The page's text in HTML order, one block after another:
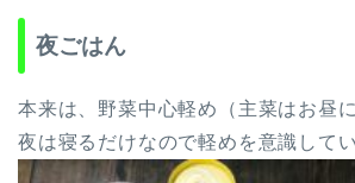
夜ごはん
本来は、野菜中心軽め（主菜はお昼
夜は寝るだけなので軽めを意識してい